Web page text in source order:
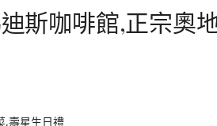
斯咖啡館,正宗奧